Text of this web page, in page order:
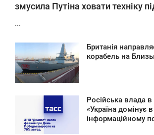
змусила Путіна ховати техніку
...
Британія
корабель на
Російська влада в
«Україна домінує
інформаційному